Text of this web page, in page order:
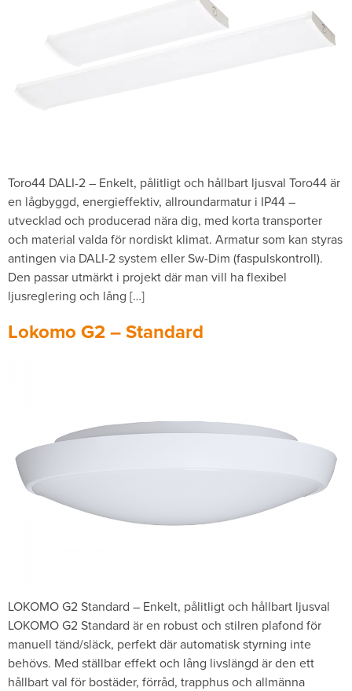
Toro44 DALI-2 – Enkelt, pålitligt och hållbart ljusval Toro44 är
en lågbyggd, energieffektiv, allroundarmatur i IP44 –
utvecklad och producerad nära dig, med korta transporter
och material valda för nordiskt klimat. Armatur som kan styras
antingen via DALI-2 system eller Sw-Dim (faspulskontroll).
Den passar utmärkt i projekt där man vill ha flexibel
ljusreglering och lång […]
Lokomo G2 – Standard
LOKOMO G2 Standard – Enkelt, pålitligt och hållbart ljusval
LOKOMO G2 Standard är en robust och stilren plafond för
manuell tänd/släck, perfekt där automatisk styrning inte
behövs. Med ställbar effekt och lång livslängd är den ett
hållbart val för bostäder, förråd, trapphus och allmänna